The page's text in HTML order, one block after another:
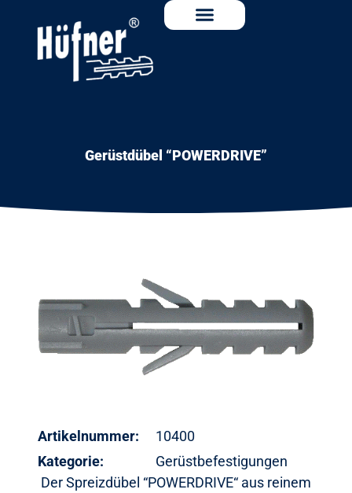
Gerüstdübel “POWERDRIVE”
Artikelnummer:
10400
Kategorie:
Gerüstbefestigungen
Der Spreizdübel “POWERDRIVE“ aus reinem